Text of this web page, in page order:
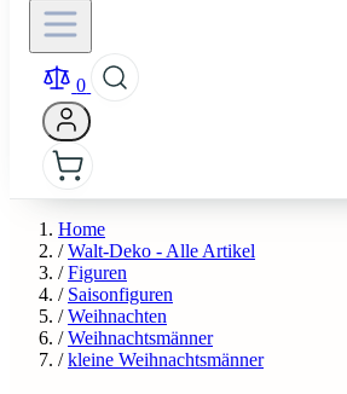
0
Home
/ Walt-Deko - Alle Artikel
/ Figuren
/ Saisonfiguren
/ Weihnachten
/ Weihnachtsmänner
/ kleine Weihnachtsmänner